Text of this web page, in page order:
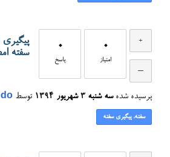
0
امتیاز
0
پاسخ
پیگیری
سفته
پرسیده شده سه شنبه ۳ شهریور ۱۳۹۴ توسط
سفته. پیگیری سفته